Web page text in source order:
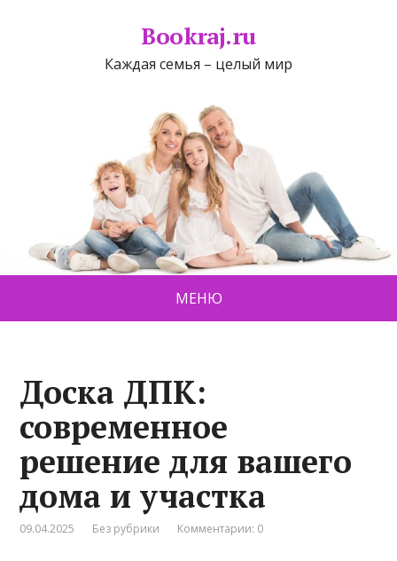
Bookraj.ru
Каждая семья – целый мир
МЕНЮ
Доска ДПК:
современное
решение для вашего
дома и участка
09.04.2025 Без рубрики Комментарии: 0